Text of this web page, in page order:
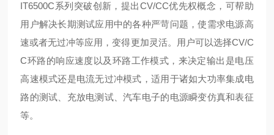
IT6500C系列突破创新，提出CV/CC优先权概念，可帮助
用户解决长期测试应用中的各种严苛问题，使需求电源高
速或者无过冲等应用，变得更加灵活。用户可以选择CV/C
C环路的响应速度以及环路工作模式，来决定输出是电压
高速模式还是电流无过冲模式，适用于诸如大功率集成电
路的测试、充放电测试、汽车电子的电源瞬变仿真和表征
等。